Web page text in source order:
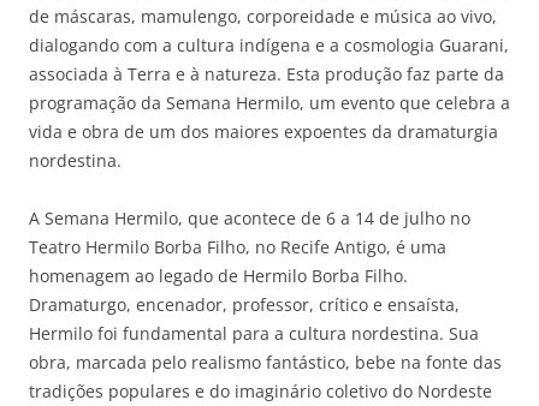
de máscaras, mamulengo, corporeidade e música ao vivo,
dialogando com a cultura indígena e a cosmologia Guarani,
associada à Terra e à natureza. Esta produção faz parte da
programação da Semana Hermilo, um evento que celebra a
vida e obra de um dos maiores expoentes da dramaturgia
nordestina.
A Semana Hermilo, que acontece de 6 a 14 de julho no
Teatro Hermilo Borba Filho, no Recife Antigo, é uma
homenagem ao legado de Hermilo Borba Filho.
Dramaturgo, encenador, professor, crítico e ensaísta,
Hermilo foi fundamental para a cultura nordestina. Sua
obra, marcada pelo realismo fantástico, bebe na fonte das
tradições populares e do imaginário coletivo do Nordeste